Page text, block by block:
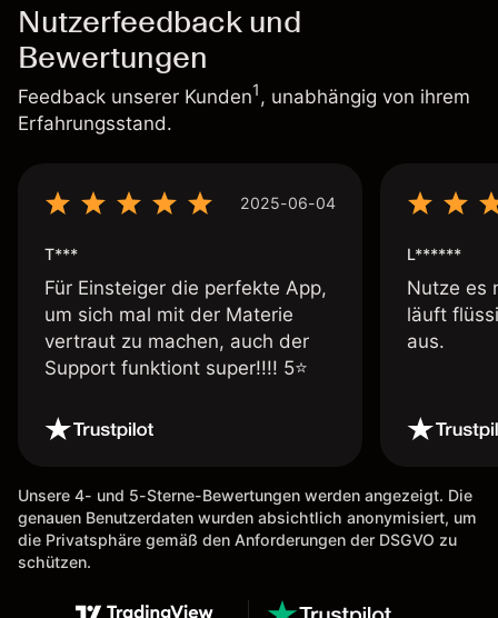
Nutzerfeedback und
Bewertungen
Feedback unserer Kunden1, unabhängig von ihrem
Erfahrungsstand.
2025-06-04
T***
Für Einsteiger die perfekte App,
um sich mal mit der Materie
vertraut zu machen, auch der
Support funktiont super!!!! 5⭐️
L******
Nutze es
läuft
aus.
Unsere 4- und 5-Sterne-Bewertungen werden angezeigt. Die
genauen Benutzerdaten wurden absichtlich anonymisiert, um
die Privatsphäre gemäß den Anforderungen der DSGVO zu
schützen.